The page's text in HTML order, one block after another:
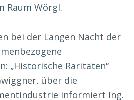
Raum Wörgl.
bei der Langen Nacht der
„Historische Raritäten“
über die
informiert Ing.